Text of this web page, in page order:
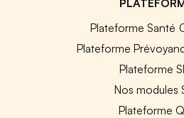
Plateforme Santé
Plateforme
Plateforme
Nos modules
Plateforme